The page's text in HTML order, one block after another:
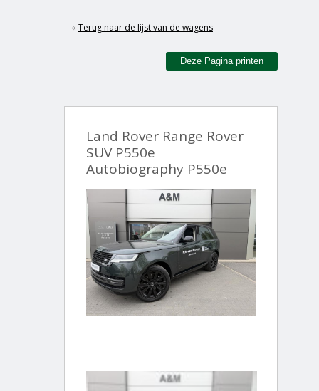
« Terug naar de lijst van de wagens
Deze Pagina printen
Land Rover Range Rover
SUV P550e
Autobiography P550e